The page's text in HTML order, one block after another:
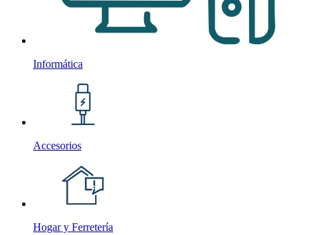
Informática
Accesorios
Hogar y Ferretería